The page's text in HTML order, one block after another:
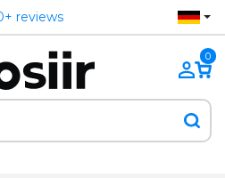
reviews
0